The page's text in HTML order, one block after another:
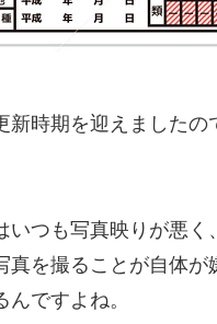
新時期を迎えました
いつも写真映りが悪
真を撮ることが自体
ですよね。